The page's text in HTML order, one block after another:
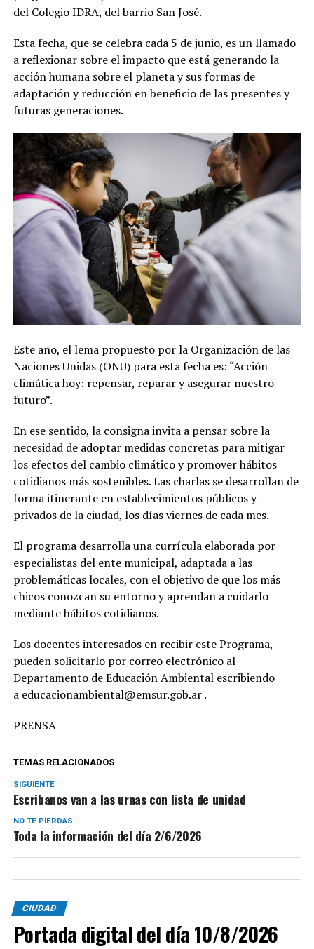
del Colegio IDRA, del barrio San José.
Esta fecha, que se celebra cada 5 de junio, es un llamado
a reflexionar sobre el impacto que está generando la
acción humana sobre el planeta y sus formas de
adaptación y reducción en beneficio de las presentes y
futuras generaciones.
Este año, el lema propuesto por la Organización de las
Naciones Unidas (ONU) para esta fecha es: “Acción
climática hoy: repensar, reparar y asegurar nuestro
futuro”.
En ese sentido, la consigna invita a pensar sobre la
necesidad de adoptar medidas concretas para mitigar
los efectos del cambio climático y promover hábitos
cotidianos más sostenibles. Las charlas se desarrollan de
forma itinerante en establecimientos públicos y
privados de la ciudad, los días viernes de cada mes.
El programa desarrolla una currícula elaborada por
especialistas del ente municipal, adaptada a las
problemáticas locales, con el objetivo de que los más
chicos conozcan su entorno y aprendan a cuidarlo
mediante hábitos cotidianos.
Los docentes interesados en recibir este Programa,
pueden solicitarlo por correo electrónico al
Departamento de Educación Ambiental escribiendo
a educacionambiental@emsur.gob.ar.
PRENSA
TEMAS RELACIONADOS
SIGUIENTE
Escribanos van a las urnas con lista de unidad
NO TE PIERDAS
Toda la información del día 2/6/2026
CIUDAD
Portada digital del día 10/8/2026